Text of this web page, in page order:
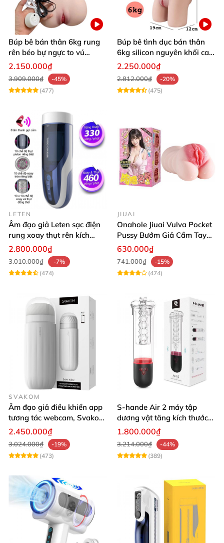
Búp bê bán thân 6kg rung
rên béo bự ngực to vú
khủng siêu múp
2.150.000₫
3.909.000₫
-45%
(477)
Búp bê tình dục bán thân
6kg silicon nguyên khối cao
cấp giá rẻ
2.250.000₫
2.812.000₫
-20%
(475)
LETEN
Âm đạo giả Leten sạc điện
rung xoay thụt rên kích
thích phê
2.800.000₫
3.010.000₫
-7%
(474)
JIUAI
Onahole Jiuai Vulva Pocket
Pussy Bướm Giả Cầm Tay
Thiết Kế Mô Phỏng Chân
630.000₫
741.000₫
-15%
(474)
SVAKOM
Âm đạo giả điều khiển app
tương tác webcam, Svakom
Sam Neo
2.450.000₫
3.024.000₫
-19%
(473)
S-hande Air 2 máy tập
dương vật tăng kích thước
tự động cao cấp
1.800.000₫
3.214.000₫
-44%
(389)